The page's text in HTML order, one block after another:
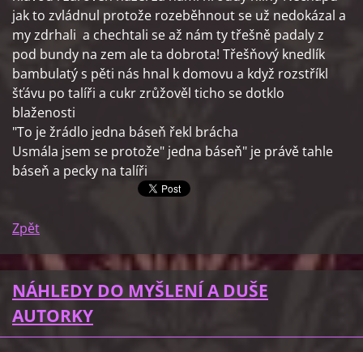
jak to zvládnul protože rozeběhnout se už nedokázal a
my zdrhali a chechtali se až nám ty třešně padaly z
pod bundy na zem ale ta dobrota! Třešňový knedlík
bambulatý s pěti nás hnal k domovu a když rozstříkl
šťávu po talíři a cukr zrůžověl ticho se dotklo
blaženosti
"To je žrádlo jedna báseň řekl brácha
Usmála jsem se protože" jedna báseň" je právě tahle
báseň a pecky na talíři
Zpět
NÁHLEDY DO MYŠLENÍ A DUŠE
AUTORKY